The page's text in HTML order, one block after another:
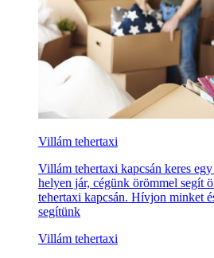
Villám tehertaxi
Villám tehertaxi kapcsán keres
helyen jár, cégünk örömmel segít
tehertaxi kapcsán. Hívjon minket
segítünk
Villám tehertaxi